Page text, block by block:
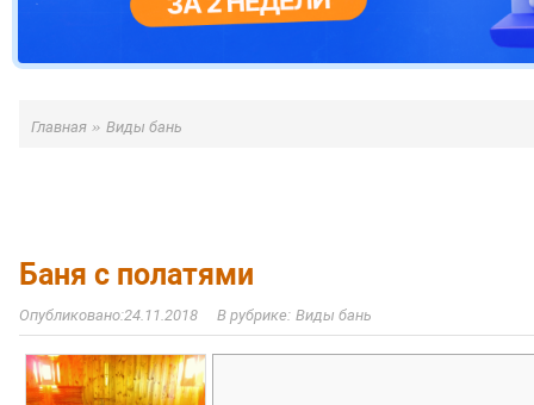
Главная » Виды бань
Баня с полатями
24.11.2018 Виды бань